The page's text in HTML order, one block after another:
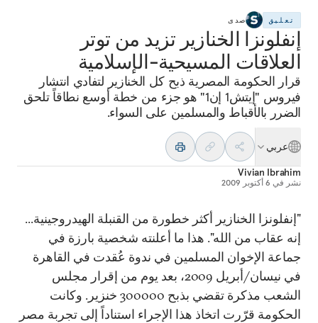
تعليق صدى
إنفلونزا الخنازير تزيد من توتر
العلاقات المسيحية-الإسلامية
قرار الحكومة المصرية ذبح كل الخنازير لتفادي انتشار
فيروس "إيتش1 إن1" هو جزء من خطة أوسع نطاقاً تلحق
الضرر بالأقباط والمسلمين على السواء.
عربي
Vivian Ibrahim
نشر في 6 أكتوبر 2009
"إنفلونزا الخنازير أكثر خطورة من القنبلة الهيدروجينية...
إنه عقاب من الله". هذا ما أعلنته شخصية بارزة في
جماعة الإخوان المسلمين في ندوة عُقدت في القاهرة
في نيسان/أبريل 2009، بعد يوم من إقرار مجلس
الشعب مذكرة تقضي بذبح 300000 خنزير. وكانت
الحكومة قرّرت اتخاذ هذا الإجراء استناداً إلى تجربة مصر